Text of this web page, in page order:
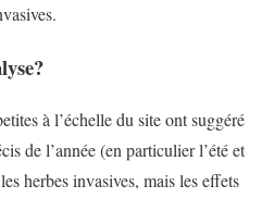
à l’échelle du site ont suggéré
de l’année (en particulier l’été et
herbes invasives, mais les effets